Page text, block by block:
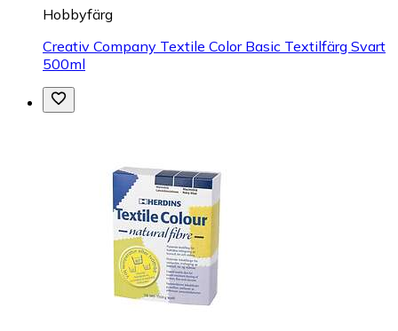
Hobbyfärg
Creativ Company Textile Color Basic Textilfärg Svart
500ml